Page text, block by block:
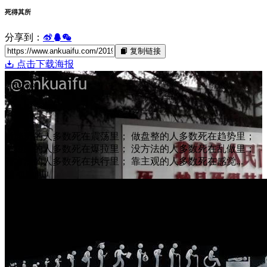
死得其所
分享到：
复制链接
点击下载海报
2019/03
死得其所
做趋势的人多数死在震荡里； 做盘整的人多数死在趋势里；
做短线的人多数死在爆拉里； 没方法的人多数死在乱做里；
有方法的人多数死在执行里； 靠主观的人多数死在感觉...
@ ankuaifu